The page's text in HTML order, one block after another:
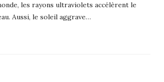
les rayons ultraviolets accélèrent le
Aussi, le soleil aggrave…